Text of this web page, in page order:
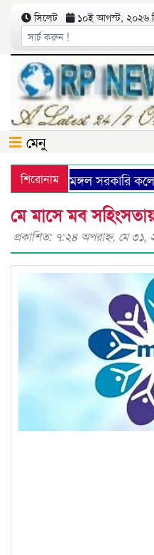
সিলেট ১০ই আগস্ট, ২০২৬
মেনু
শিরোনামশ্রীমঙ্গল সরকারি
মে মাসে মব
প্রকাশিত: ৭:২৪ অপরাহ্ণ, মে ৩১,